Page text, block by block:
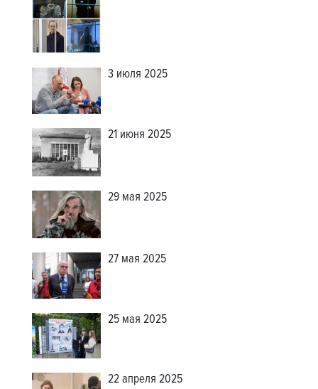
3 июля 2025
21 июня 2025
29 мая 2025
27 мая 2025
25 мая 2025
22 апреля 2025